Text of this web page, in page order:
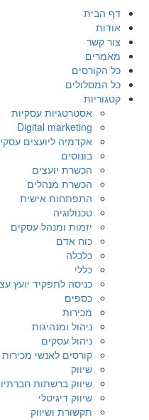
דף הבית
אודות
צור קשר
מאמרים
כל הקורסים
כל המסלולים
קטגוריות
אסטרטגיות עסקיות
Digital marketing
אקדמיה ליועצים
בונוסים
הכשרת יועצים
הכשרת מנהלים
התפתחות אישית
טכנולוגיה
יזמות ומנהל עסקים
כוח אדם
כלכלה
כללי
כניסה לתפקיד יועץ
כספים
מכירות
ניהול ומנהיגות
ניהול עסקים
קורסים לאנשי מכירות
שיווק
שיווק ברשתות
שיווק דיגיטלי
תקשורת ושיווק